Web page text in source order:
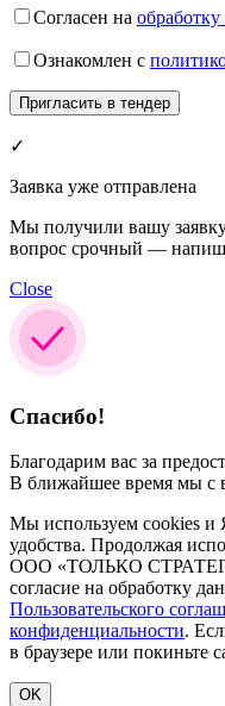
Согласен на
Ознакомлен с
✓
Заявка уже отправлена
Мы получили вашу
вопрос срочный —
Close
Спасибо!
Благодарим вас за
В ближайшее время мы с
Мы используем cookies и
удобства. Продолжая
ООО «ТОЛЬКО
согласие на обработку
Пользовательского
конфиденциальности.
в браузере или покиньте
OK